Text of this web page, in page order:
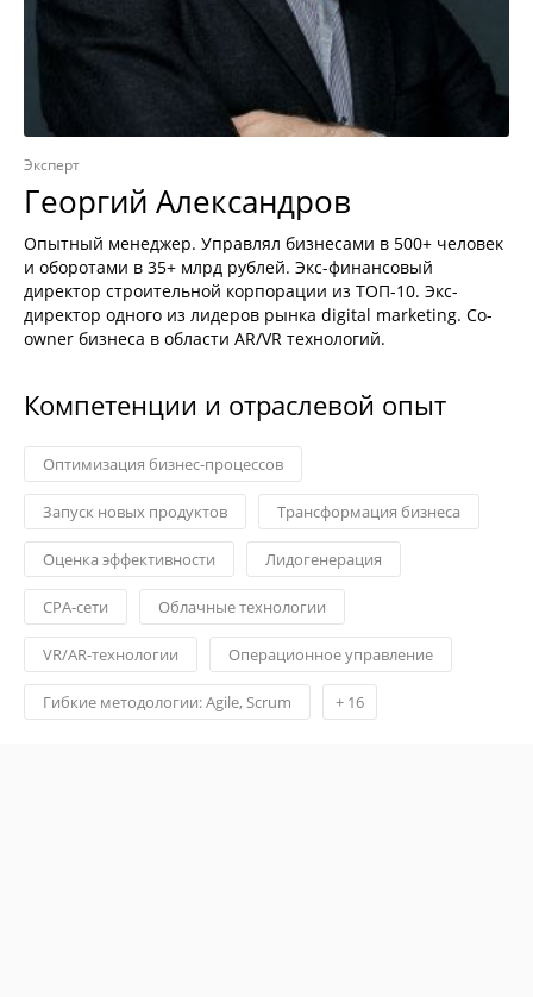
Эксперт
Георгий Александров
Опытный менеджер. Управлял бизнесами в 500+ человек
и оборотами в 35+ млрд рублей. Экс-финансовый
директор строительной корпорации из ТОП-10. Экс-
директор одного из лидеров рынка digital marketing. Co-
owner бизнеса в области AR/VR технологий.
Компетенции и отраслевой опыт
Оптимизация бизнес-процессов
Запуск новых продуктов Трансформация бизнеса
Оценка эффективности Лидогенерация
CPA-сети Облачные технологии
VR/AR-технологии Операционное управление
Гибкие методологии: Agile, Scrum + 16